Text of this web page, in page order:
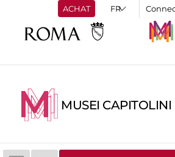
ACHAT
MUSEI CAPITOLINI